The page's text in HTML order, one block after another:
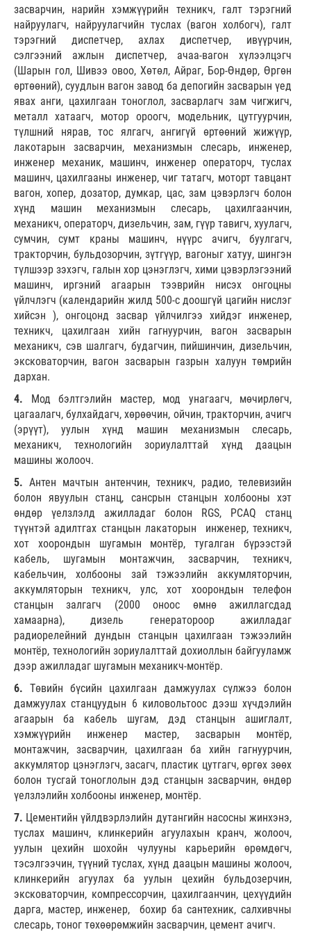
засварчин, нарийн хэмжүүрийн техникч, галт тэрэгний
найруулагч, найруулагчийн туслах (вагон холбогч), галт
тэрэгний диспетчер, ахлах диспетчер, ивүүрчин,
сэлгээний ажлын диспетчер, ачаа-вагон хүлээлцэгч
(Шарын гол, Шивээ овоо, Хөтөл, Айраг, Бор-Өндөр, Өргөн
өртөөний), суудлын вагон завод ба депогийн засварын үед
явах анги, цахилгаан тоноглол, засварлагч зам чигжигч,
металл хатаагч, мотор ороогч, модельник, цутгуурчин,
түлшний нярав, тос ялгагч, ангигүй өртөөний жижүүр,
лакотарын засварчин, механизмын слесарь, инженер,
инженер механик, машинч, инженер операторч, туслах
машинч, цахилгааны инженер, чиг татагч, моторт тавцант
вагон, хопер, дозатор, думкар, цас, зам цэвэрлэгч болон
хүнд машин механизмын слесарь, цахилгаанчин,
механикч, операторч, дизельчин, зам, гүүр тавигч, хуулагч,
сумчин, сумт краны машинч, нүүрс ачигч, буулгагч,
тракторчин, бульдозорчин, зүтгүүр, вагоныг хатуу, шингэн
түлшээр зэхэгч, галын хор цэнэглэгч, хими цэвэрлэгээний
машинч, иргэний агаарын тээврийн нисэх онгоцны
үйлчлэгч (календарийн жилд 500-с доошгүй цагийн нислэг
хийсэн ), онгоцонд засвар үйлчилгээ хийдэг инженер,
техникч, цахилгаан хийн гагнуурчин, вагон засварын
механикч, сэв шалгагч, будагчин, пийшинчин, дизельчин,
эксковаторчин, вагон засварын газрын халуун төмрийн
дархан.
4. Мод бэлтгэлийн мастер, мод унагаагч, мөчирлөгч,
цагаалагч, булхайдагч, хөрөөчин, ойчин, тракторчин, ачигч
(эрүүт), уулын хүнд машин механизмын слесарь,
механикч, технологийн зориулалттай хүнд даацын
машины жолооч.
5. Антен мачтын антенчин, техникч, радио, телевизийн
болон явуулын станц, сансрын станцын холбооны хэт
өндөр үелзлэлд ажилладаг болон RGS, PCAQ станц
түүнтэй адилтгах станцын лакаторын инженер, техникч,
хот хоорондын шугамын монтёр, тугалган бүрээстэй
кабель, шугамын монтажчин, засварчин, техникч,
кабельчин, холбооны зай тэжээлийн аккумляторчин,
аккумляторын техникч, улс, хот хоорондын телефон
станцын залгагч (2000 оноос өмнө ажиллагсдад
хамаарна), дизель генератороор ажилладаг
радиорелейний дундын станцын цахилгаан тэжээлийн
монтёр, технологийн зориулалттай дохиоллын байгууламж
дээр ажилладаг шугамын механикч-монтёр.
6. Төвийн бүсийн цахилгаан дамжуулах сүлжээ болон
дамжуулах станцуудын 6 киловольтоос дээш хүчдэлийн
агаарын ба кабель шугам, дэд станцын ашиглалт,
хэмжүүрийн инженер мастер, засварын монтёр,
монтажчин, засварчин, цахилгаан ба хийн гагнуурчин,
аккумлятор цэнэглэгч, засагч, пластик цутгагч, өргөх зөөх
болон тусгай тоноглолын дэд станцын засварчин, өндөр
үелзлэлийн холбооны инженер, монтёр.
7. Цементийн үйлдвэрлэлийн дутангийн насосны жинхэнэ,
туслах машинч, клинкерийн агуулахын кранч, жолооч,
уулын цехийн шохойн чулууны карьерийн өрөмдөгч,
тэсэлгээчин, түүний туслах, хүнд даацын машины жолооч,
клинкерийн агуулах ба уулын цехийн бульдозерчин,
эксковаторчин, компрессорчин, цахилгаанчин, цехүүдийн
дарга, мастер, инженер, бохир ба сантехник, салхивчны
слесарь, тоног төхөөрөмжийн засварчин, цемент ачигч.